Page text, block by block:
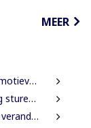
MEER
belang
gebied”
Veiligheid